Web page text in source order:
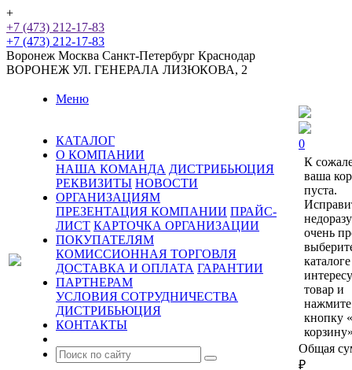
+
+7 (473) 212-17-83
+7 (473) 212-17-83
Воронеж Москва Санкт-Петербург Краснодар
ВОРОНЕЖ УЛ. ГЕНЕРАЛА ЛИЗЮКОВА, 2
Меню
КАТАЛОГ
О КОМПАНИИ
НАША КОМАНДА ДИСТРИБЬЮЦИЯ
РЕКВИЗИТЫ НОВОСТИ
ОРГАНИЗАЦИЯМ
ПРЕЗЕНТАЦИЯ КОМПАНИИ ПРАЙС-
ЛИСТ КАРТОЧКА ОРГАНИЗАЦИИ
ПОКУПАТЕЛЯМ
КОМИССИОННАЯ ТОРГОВЛЯ
ДОСТАВКА И ОПЛАТА ГАРАНТИИ
ПАРТНЕРАМ
УСЛОВИЯ СОТРУДНИЧЕСТВА
ДИСТРИБЬЮЦИЯ
КОНТАКТЫ
0
К
ваша
пуста.
очень
каталоге
товар и
нажмите
кнопку
Общая
₽